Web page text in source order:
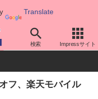
Translate
検索 Impressサイト
格安SIM/MVNO 楽天モ
フ、楽天モバイル